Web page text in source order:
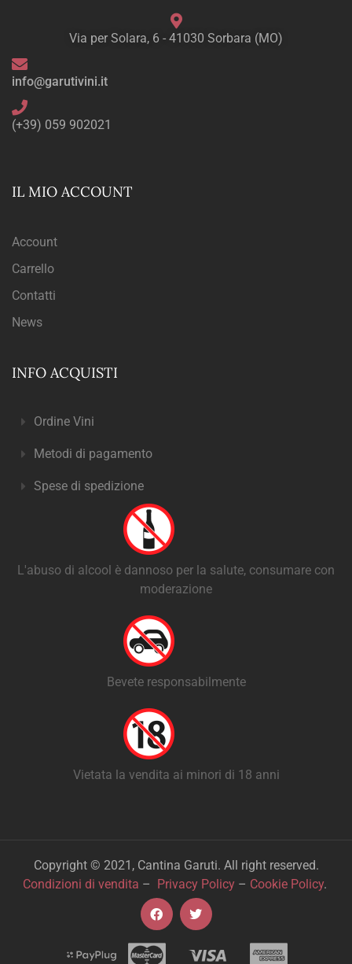
Via per Solara, 6 - 41030 Sorbara (MO)
info@garutivini.it
(+39) 059 902021
IL MIO ACCOUNT
Account
Carrello
Contatti
News
INFO ACQUISTI
Ordine Vini
Metodi di pagamento
Spese di spedizione
L'abuso di alcool è dannoso per la salute, consumare con
moderazione
Bevete responsabilmente
Vietata la vendita ai minori di 18 anni
Copyright © 2021, Cantina Garuti. All right reserved.
Condizioni di vendita – Privacy Policy– Cookie Policy.